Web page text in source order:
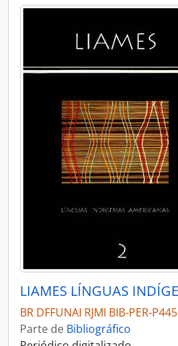
BR DFFUNAI RJMI BIB-PER-P445
Parte de Bibliográfico